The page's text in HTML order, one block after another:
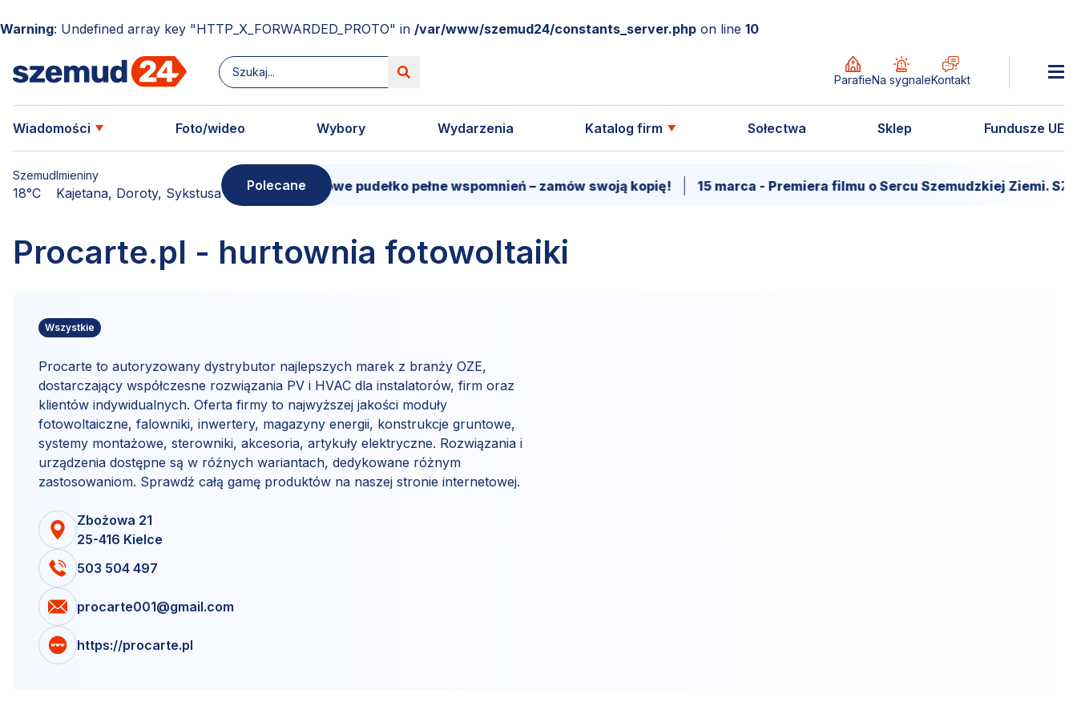
Warning: Undefined array key "HTTP_X_FORWARDED_PROTO" in /var/www/szemud24/constants_server.php on line 10
ParafieNa sygnaleKontakt
Wiadomości Foto/wideo Wybory Wydarzenia Katalog firm Sołectwa Sklep Fundusze UE
Szemud
18°C
Imieniny
Kajetana, Doroty, Sykstusa Polecane
Donimierz i Szemud. Filmowe pudełko pełne wspomnień – zamów swoją kopię! 15 marca - Premiera filmu o Sercu Szemudzkiej Ziemi.
Procarte.pl - hurtownia fotowoltaiki
Wszystkie
Procarte to autoryzowany dystrybutor najlepszych marek z branży OZE,
dostarczający współczesne rozwiązania PV i HVAC dla instalatorów, firm oraz
klientów indywidualnych. Oferta firmy to najwyższej jakości moduły
fotowoltaiczne, falowniki, inwertery, magazyny energii, konstrukcje gruntowe,
systemy montażowe, sterowniki, akcesoria, artykuły elektryczne. Rozwiązania i
urządzenia dostępne są w różnych wariantach, dedykowane różnym
zastosowaniom. Sprawdź całą gamę produktów na naszej stronie internetowej.
Zbożowa 21
25-416 Kielce
503 504 497
procarte001@gmail.com
https://procarte.pl